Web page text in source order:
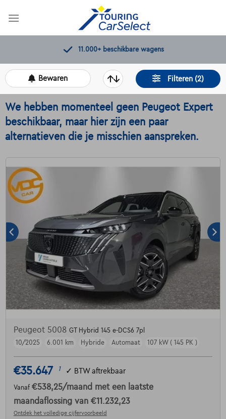
11.000+beschikbare wagens
Filteren (2)
Bewaren
We hebben momenteel geen Peugeot Expert
beschikbaar, maar hier zijn een paar
alternatieven die je misschien aanspreken.
Peugeot 5008 GT Hybrid 145 e-DCS6 7pl
10/2025
6.001 km Hybride Automaat 107 kW ( 145 PK )
€35.647 1 ✓ BTW aftrekbaar
Vanaf €538,25/maand met een laatste
maandaflossing van €11.232,23
Ontdek het volledige cijfervoorbeeld